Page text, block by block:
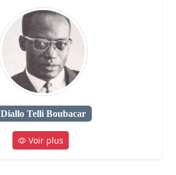
Diallo Telli Boubacar
Voir plus